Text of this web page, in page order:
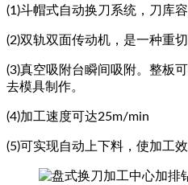
(1)斗帽式自动换刀系统，刀库
(2)双轨双面传动机，是一种重切
(3)真空吸附台瞬间吸附。整板
去模具制作。
(4)加工速度可达25m/min
(5)可实现自动上下料，使加工效